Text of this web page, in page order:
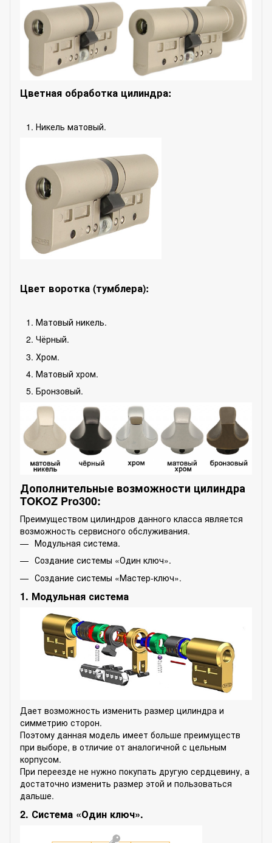
Цветная обработка цилиндра:
Никель матовый.
Цвет воротка (тумблера):
Матовый никель.
Чёрный.
Хром.
Матовый хром.
Бронзовый.
Дополнительные возможности цилиндра
TOKOZ Pro300:
Преимуществом цилиндров данного класса является
возможность сервисного обслуживания.
Модульная система.
Создание системы «Один ключ».
Создание системы «Мастер-ключ».
1. Модульная система
Дает возможность изменить размер цилиндра и
симметрию сторон.
Поэтому данная модель имеет больше преимуществ
при выборе, в отличие от аналогичной с цельным
корпусом.
При переезде не нужно покупать другую сердцевину, а
достаточно изменить размер этой и пользоваться
дальше.
2. Система «Один ключ».